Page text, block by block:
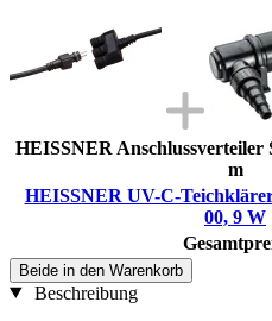
HEISSNER Anschlussverteiler
m
HEISSNER UV-C-
00, 9 W
Beide in den Warenkorb
Beschreibung